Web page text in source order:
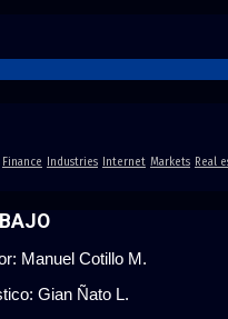
Finance Industries Internet Markets Real
Manuel Cotillo M.
Gian Ñato L.